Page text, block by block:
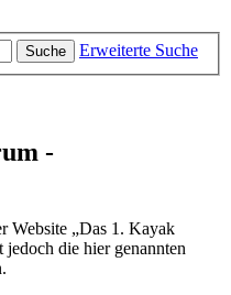
Suche Erweiterte Suche
-
Website „Das 1. Kayak
die hier genannten